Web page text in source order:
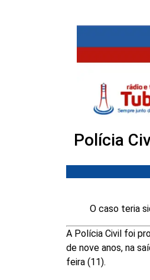
Polícia
O caso teria
A Polícia Civil foi
de nove anos, na
feira (11).